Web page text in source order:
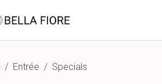
/ Entrée / Specials